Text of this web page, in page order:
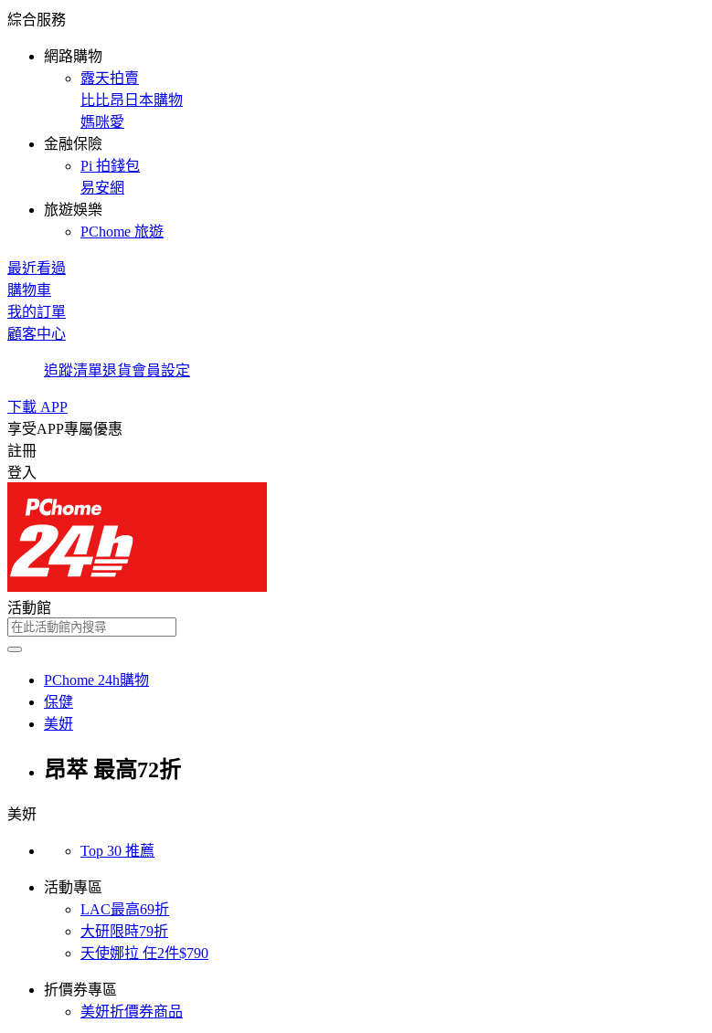
綜合服務
網路購物
露天拍賣
比比昂日本購物
媽咪愛
金融保險
Pi 拍錢包
易安網
旅遊娛樂
PChome 旅遊
最近看過
購物車
我的訂單
顧客中心
追蹤清單退貨會員設定
下載 APP
享受APP專屬優惠
註冊
登入
活動館
PChome 24h購物
保健
美妍
昂萃 最高72折
美妍
Top 30 推薦
活動專區
LAC最高69折
大研限時79折
天使娜拉 任2件$790
折價券專區
美妍折價券商品